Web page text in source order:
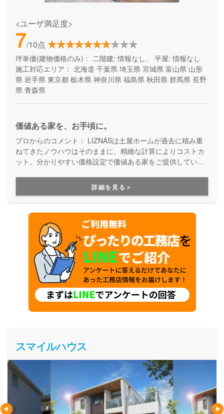
<ユーザ満足度>
7/10点
坪単価(建物価格のみ)： 二階建: 情報なし、 平屋: 情報なし
施工対応エリア： 北海道 千葉県 埼玉県 宮城県 富山県 山形
県 岩手県 東京都 栃木県 神奈川県 福島県 秋田県 群馬県 長野
県 青森県
価値ある家を、お手頃に。
プロからのコメント： LIZNASは土屋ホームが過去に積み重
ねてきたノウハウはそのままに、精緻な計算によりコストカ
ット。分かりやすい価格設定で価値ある家をご提供していま
はぴったりの建築会社です。詳細を見る＞
スマイルハウス